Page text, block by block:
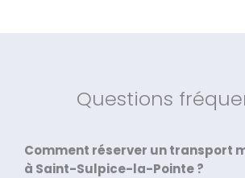
Questions
Comment réserver un transport
à Saint-Sulpice-la-Pointe ?